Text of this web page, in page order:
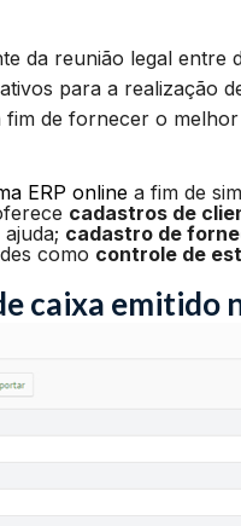
da reunião legal entre
para a realização
fim de fornecer o
ERP onlinea fim de
cadastros de
cadastro de
como controle de
caixa emitido